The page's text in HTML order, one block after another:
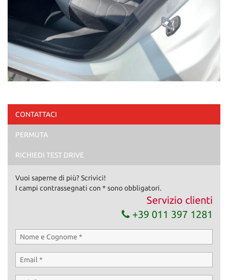
CONTATTACI
PERMUTA
RICHIEDI TEST DRIVE
Vuoi saperne di più? Scrivici!
I campi contrassegnati con * sono obbligatori.
Servizio clienti
+39 011 397 1281